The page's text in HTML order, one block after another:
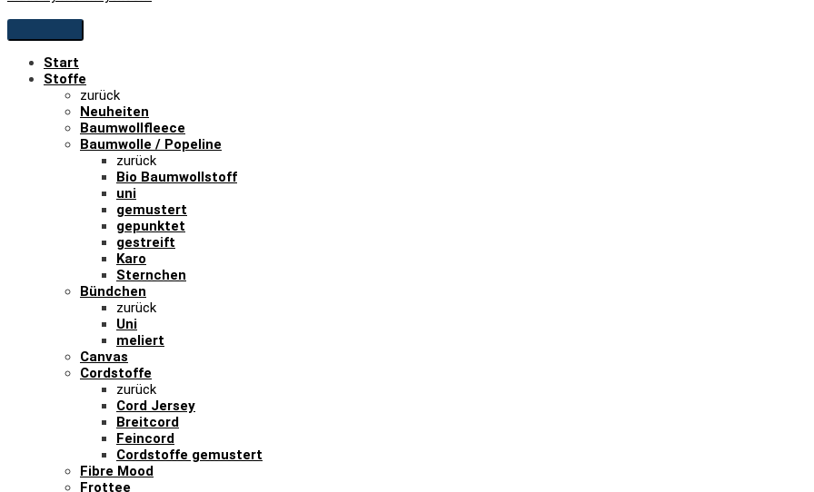
Start
Stoffe
zurück
Neuheiten
Baumwollfleece
Baumwolle / Popeline
zurück
Bio Baumwollstoff
uni
gemustert
gepunktet
gestreift
Karo
Sternchen
Bündchen
zurück
Uni
meliert
Canvas
Cordstoffe
zurück
Cord Jersey
Breitcord
Feincord
Cordstoffe gemustert
Fibre Mood
Frottee